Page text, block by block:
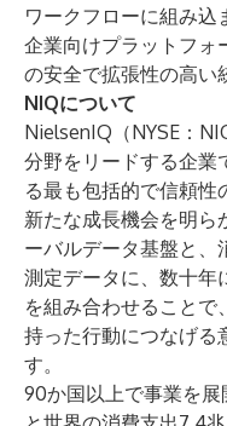
ワークフローに組み込
企業向けプラットフォ
の安全で拡張性の高い
NIQについて
NielsenIQ（NYSE：
分野をリードする企業
る最も包括的で信頼性
新たな成長機会を明ら
ーバルデータ基盤と、
測定データに、数十年
を組み合わせること
持った行動につなげる
す。
90か国以上で事業を